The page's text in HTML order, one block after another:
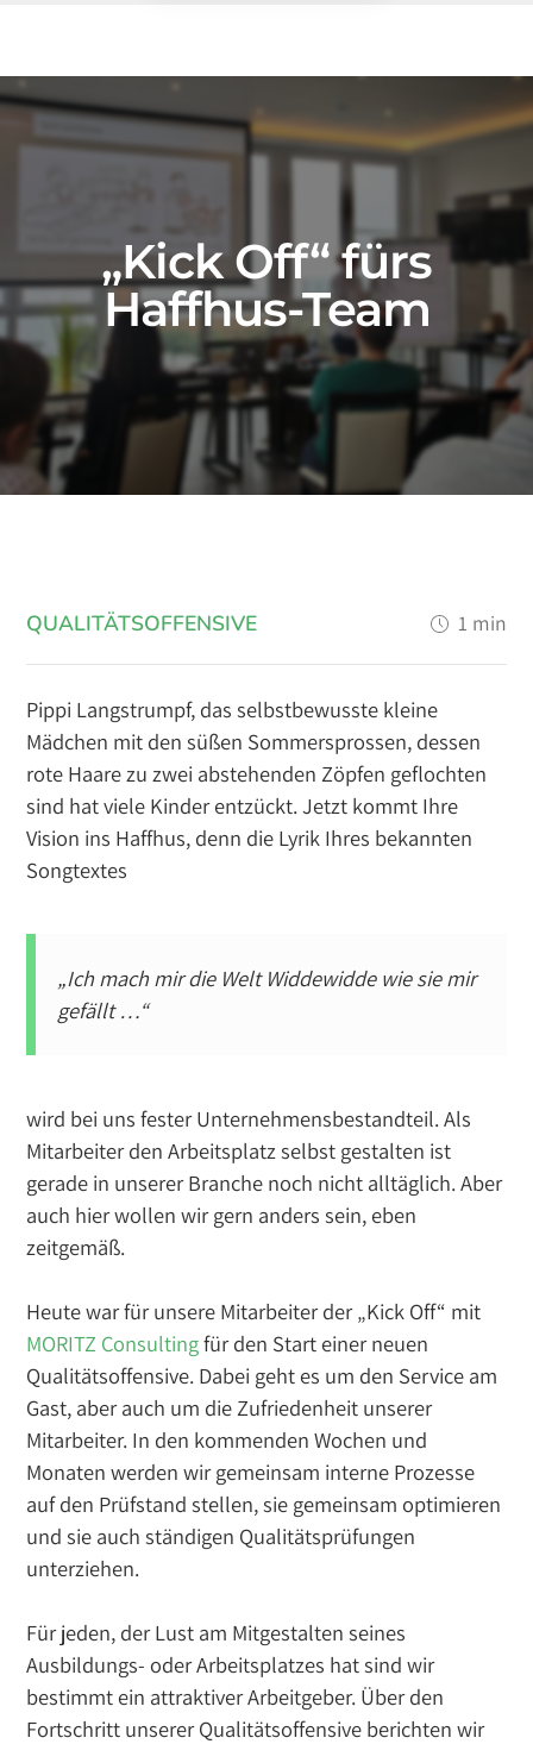
f
f
h
u
s
„Kick Off“ fürs
Haffhus-Team
QUALITÄTSOFFENSIVE 1 min
Pippi Langstrumpf, das selbstbewusste kleine
Mädchen mit den süßen Sommersprossen, dessen
rote Haare zu zwei abstehenden Zöpfen geflochten
sind hat viele Kinder entzückt. Jetzt kommt Ihre
Vision ins Haffhus, denn die Lyrik Ihres bekannten
Songtextes
„Ich mach mir die Welt Widdewidde wie sie mir
gefällt …“
wird bei uns fester Unternehmensbestandteil. Als
Mitarbeiter den Arbeitsplatz selbst gestalten ist
gerade in unserer Branche noch nicht alltäglich. Aber
auch hier wollen wir gern anders sein, eben
zeitgemäß.
Heute war für unsere Mitarbeiter der „Kick Off“ mit
MORITZ Consultingfür den Start einer neuen
Qualitätsoffensive. Dabei geht es um den Service am
Gast, aber auch um die Zufriedenheit unserer
Mitarbeiter. In den kommenden Wochen und
Monaten werden wir gemeinsam interne Prozesse
auf den Prüfstand stellen, sie gemeinsam optimieren
und sie auch ständigen Qualitätsprüfungen
unterziehen.
Für jeden, der Lust am Mitgestalten seines
Ausbildungs- oder Arbeitsplatzes hat sind wir
bestimmt ein attraktiver Arbeitgeber. Über den
Fortschritt unserer Qualitätsoffensive berichten wir